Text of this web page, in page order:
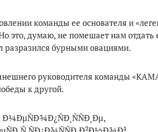
команды ее основателя и
это, думаю, не помешает нам
разразился бурными овациями.
руководителя команды
к другой.